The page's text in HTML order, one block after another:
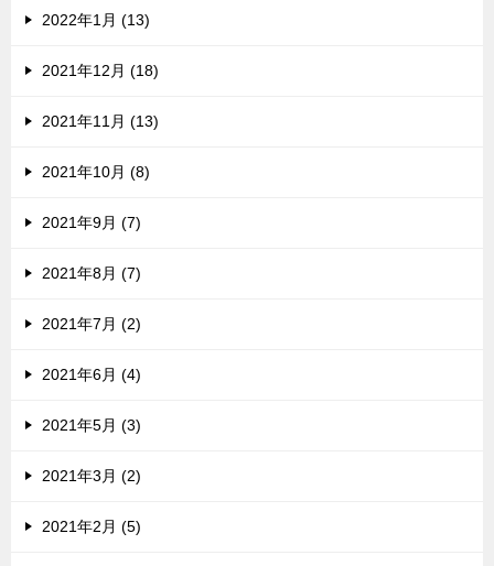
2022年1月 (13)
2021年12月 (18)
2021年11月 (13)
2021年10月 (8)
2021年9月 (7)
2021年8月 (7)
2021年7月 (2)
2021年6月 (4)
2021年5月 (3)
2021年3月 (2)
2021年2月 (5)